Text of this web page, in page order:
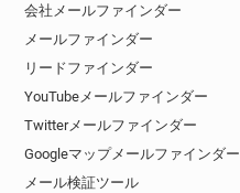
会社メールファインダー
メールファインダー
リードファインダー
YouTubeメールファインダー
Twitterメールファインダー
Googleマップメールファインダー
メール検証ツール